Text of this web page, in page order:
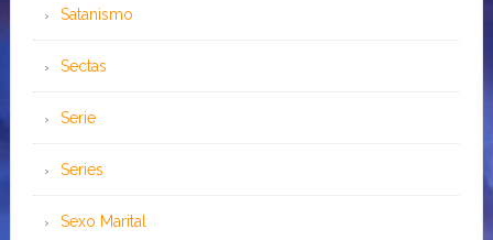
Satanismo
Sectas
Serie
Series
Sexo Marital